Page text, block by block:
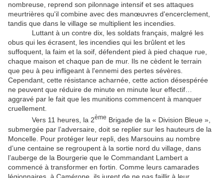
nombreuse, reprend son pilonnage intensif et ses attaques
meurtrières qu'il combine avec des manœuvres d'encerclement,
tandis que dans le village se multiplient les incendies.
Luttant à un contre dix, les soldats français, malgré les
obus qui les écrasent, les incendies qui les brûlent et les
suffoquent, la faim et la soif, défendent pied à pied chaque rue,
chaque maison et chaque pan de mur. Ils ne cèdent le terrain
que peu à peu infligeant à l'ennemi des pertes sévères.
Cependant, cette résistance acharnée, cette action désespérée
ne peuvent que réduire de minute en minute leur effectif…
aggravé par le fait que les munitions commencent à manquer
cruellement.
Vers 11 heures, la 2ème Brigade de la « Division Bleue »,
submergée par l’adversaire, doit se replier sur les hauteurs de la
Moncelle. Pour protéger leur repli, des Marsouins au nombre
d’une centaine se regroupent à la sortie nord du village, dans
l’auberge de la Bourgerie que le Commandant Lambert a
commencé à transformer en fortin. Comme leurs camarades